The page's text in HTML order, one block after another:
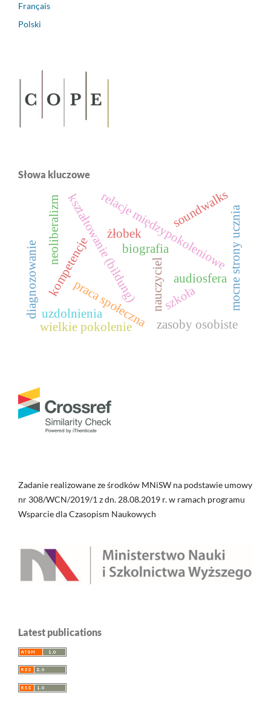
Français
Polski
Słowa kluczowe
biografia
kształtowanie (bildung)
relacje międzypokoleniowe
praca społeczna nauczyciel
kompetencje
wielkie pokolenie zasoby osobiste
uzdolnienia
m
o
c
n
e
s
t
r
o
n
y
u
c
z
n
i
a
diagnozowanie audiosfera
soundwalks
neoliberalizm
szkoła
żłobek
Zadanie realizowane ze środków MNiSW na podstawie umowy
nr 308/WCN/2019/1 z dn. 28.08.2019 r. w ramach programu
Wsparcie dla Czasopism Naukowych
Latest publications